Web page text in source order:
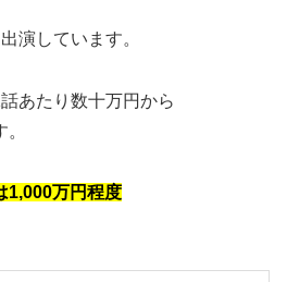
演しています。
あたり数十万円から
1,000万円程度